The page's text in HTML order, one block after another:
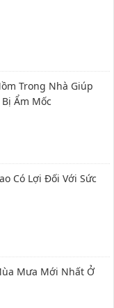
Trong Nhà Giúp
Ẩm Mốc
Có Lợi Đối Với Sức
Mưa Mới Nhất Ở